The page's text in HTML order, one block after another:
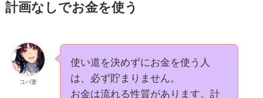
計画なしでお金を使う
コバ妻
使い道を決めずにお金を使う人
は、必ず貯まりません。
お金は流れる性質があります。計